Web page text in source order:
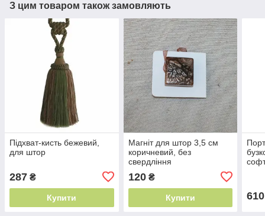
З цим товаром також замовляють
Підхват-кисть бежевий,
для штор
287 ₴
Купити
Магніт для штор 3,5 см
коричневий, без
свердління
120₴
Купити 610